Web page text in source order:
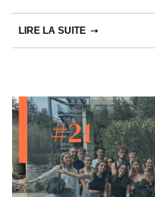
LIRE LA SUITE